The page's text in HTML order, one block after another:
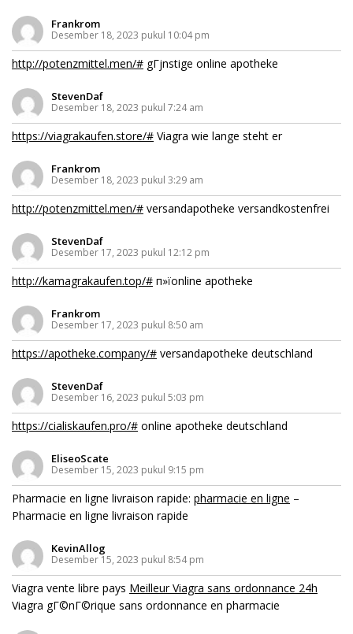
Frankrom
Desember 18, 2023 pukul 10:04 pm
http://potenzmittel.men/# gГјnstige online apotheke
StevenDaf
Desember 18, 2023 pukul 7:24 am
https://viagrakaufen.store/# Viagra wie lange steht er
Frankrom
Desember 18, 2023 pukul 3:29 am
http://potenzmittel.men/# versandapotheke versandkostenfrei
StevenDaf
Desember 17, 2023 pukul 12:12 pm
http://kamagrakaufen.top/# п»їonline apotheke
Frankrom
Desember 17, 2023 pukul 8:50 am
https://apotheke.company/# versandapotheke deutschland
StevenDaf
Desember 16, 2023 pukul 5:03 pm
https://cialiskaufen.pro/# online apotheke deutschland
EliseoScate
Desember 15, 2023 pukul 9:15 pm
Pharmacie en ligne livraison rapide: pharmacie en ligne –
Pharmacie en ligne livraison rapide
KevinAllog
Desember 15, 2023 pukul 8:54 pm
Viagra vente libre pays Meilleur Viagra sans ordonnance 24h
Viagra gГ©nГ©rique sans ordonnance en pharmacie